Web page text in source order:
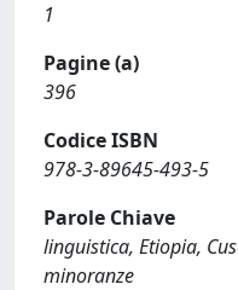
1
Pagine (a)
396
Codice ISBN
978-3-89645-493-5
Parole Chiave
linguistica, Etiopia,
minoranze